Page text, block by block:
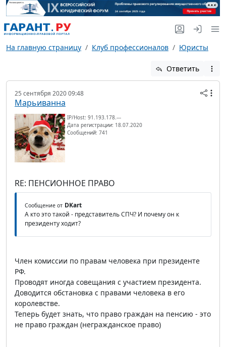
На главную страницу Клуб профессионалов Юристы
Ответить
25 сентября 2020 09:48
Марьиванна
IP/Host: 91.193.178.---
Дата регистрации: 18.07.2020
Сообщений: 741
RE: ПЕНСИОННОЕ ПРАВО
Сообщение от DKart
А кто это такой - представитель СПЧ? И почему он к
президенту ходит?
Член комиссии по правам человека при президенте
РФ.
Проводят иногда совещания с участием президента.
Доводится обстановка с правами человека в его
королевстве.
Теперь будет знать, что право граждан на пенсию - это
не право граждан (негражданское право)